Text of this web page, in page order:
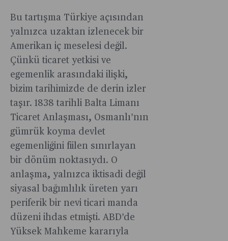
Bu tartışma Türkiye açısından
yalnızca uzaktan izlenecek bir
Amerikan iç meselesi değil.
Çünkü ticaret yetkisi ve
egemenlik arasındaki ilişki,
bizim tarihimizde de derin izler
taşır. 1838 tarihli Balta Limanı
Ticaret Anlaşması, Osmanlı’nın
gümrük koyma devlet
egemenliğini fiilen sınırlayan
bir dönüm noktasıydı. O
anlaşma, yalnızca iktisadi değil
siyasal bağımlılık üreten yarı
periferik bir nevi ticari manda
düzeni ihdas etmişti. ABD’de
Yüksek Mahkeme kararıyla